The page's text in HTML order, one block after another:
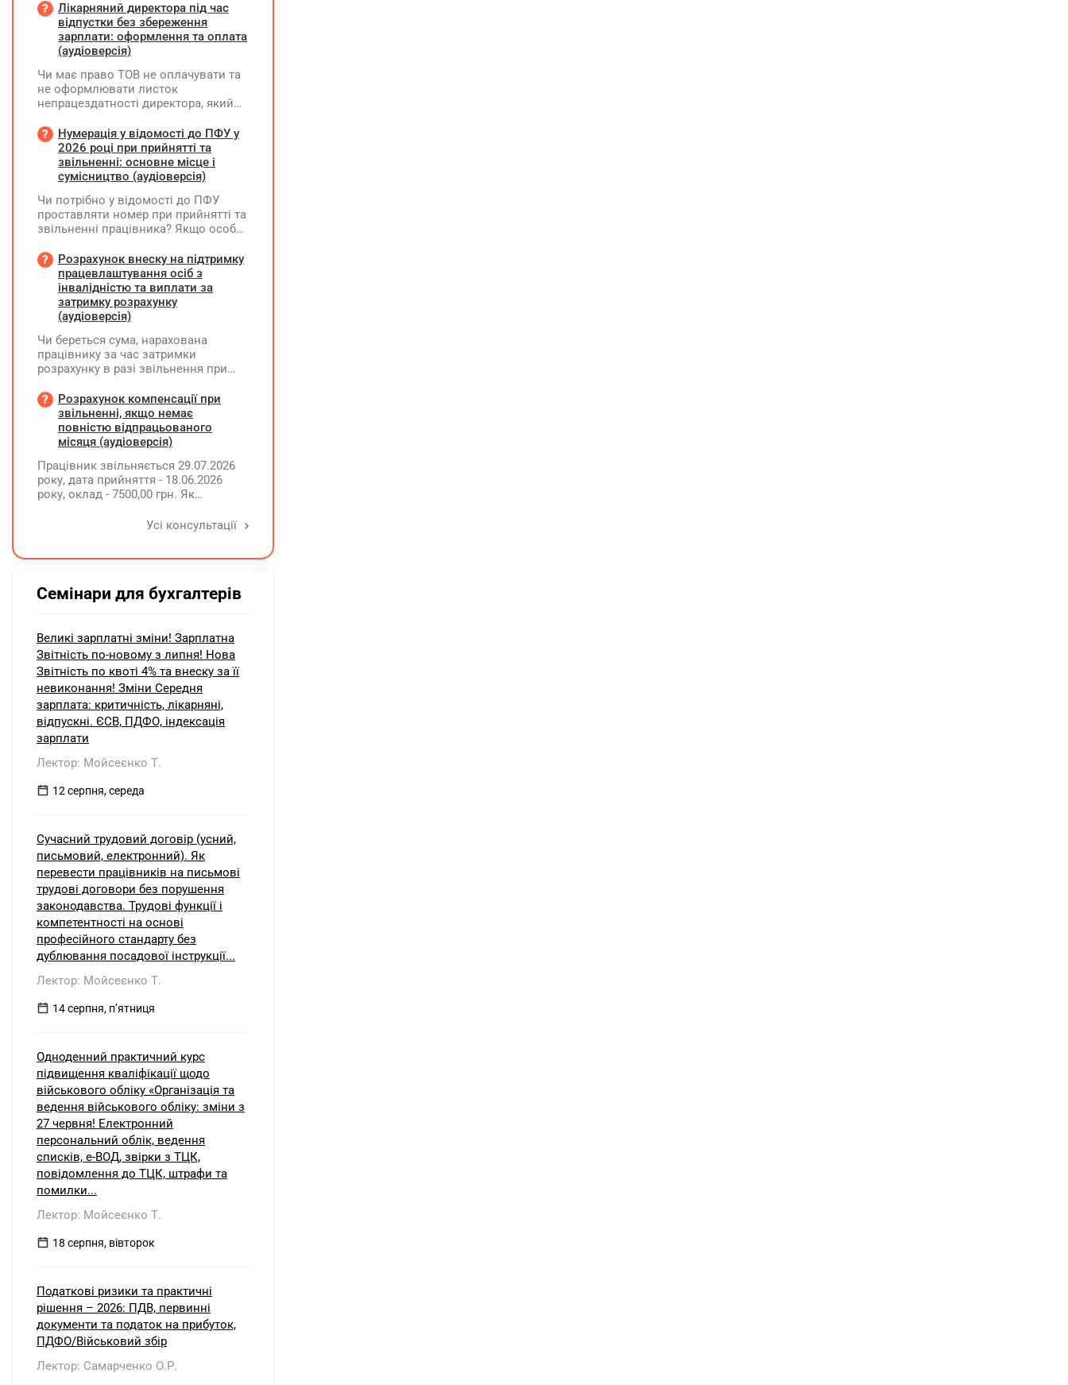
на інших умовах, передбачених
законодавством, Додаток Д1/
Додаток ФІЗ-Д1 за відповідний
період не подається
Лікарняний директора під час
відпустки без збереження
зарплати: оформлення та оплата
(аудіоверсія)
Чи має право ТОВ не оплачувати та
не оформлювати листок
непрацездатності директора, який
збереження заробітної плати під час
призупинення діяльності
підприємства?
Нумерація у відомості до ПФУ у
2026 році при прийнятті та
звільненні: основне місце і
сумісництво (аудіоверсія)
Чи потрібно у відомості до ПФУ
проставляти номер при прийнятті та
звільненні працівника? Якщо особа
місцем роботи та за сумісництвом,
чи рахується це як два роботодавці?
Розрахунок внеску на підтримку
працевлаштування осіб з
інвалідністю та виплати за
затримку розрахунку
(аудіоверсія)
Чи береться сума, нарахована
працівнику за час затримки
розрахунку в разі звільнення при
заробітної плати (винагороди), для
розрахунку внеску на підтримку
працевлаштування осіб з
інвалідністю?
Розрахунок компенсації при
звільненні, якщо немає
повністю відпрацьованого
місяця (аудіоверсія)
Працівник звільняється 29.07.2026
року, дата прийняття - 18.06.2026
року, оклад - 7500,00 грн. Як
невикористаних днів відпустки при
Усі консультації
Семінари для бухгалтерів
Великі зарплатні зміни! Зарплатна
Звітність по-новому з липня! Нова
Звітність по квоті 4% та внеску за її
невиконання! Зміни Середня
зарплата: критичність, лікарняні,
відпускні. ЄСВ, ПДФО, індексація
зарплати
Лектор: Мойсеєнко Т.
12 серпня, середа
Сучасний трудовий договір (усний,
письмовий, електронний). Як
перевести працівників на письмові
трудові договори без порушення
законодавства. Трудові функції і
компетентності на основі
професійного стандарту без
дублювання посадової інструкції...
Лектор: Мойсеєнко Т.
14 серпня, пʼятниця
Одноденний практичний курс
підвищення кваліфікації щодо
військового обліку «Організація та
ведення військового обліку: зміни з
27 червня! Електронний
персональний облік, ведення
списків, е-ВОД, звірки з ТЦК,
повідомлення до ТЦК, штрафи та
помилки...
Лектор: Мойсеєнко Т.
18 серпня, вівторок
Податкові ризики та практичні
рішення – 2026: ПДВ, первинні
документи та податок на прибуток,
ПДФО/Військовий збір
Лектор: Самарченко О.Р.